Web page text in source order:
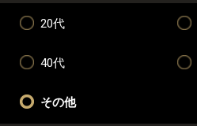
20代
40代
その他